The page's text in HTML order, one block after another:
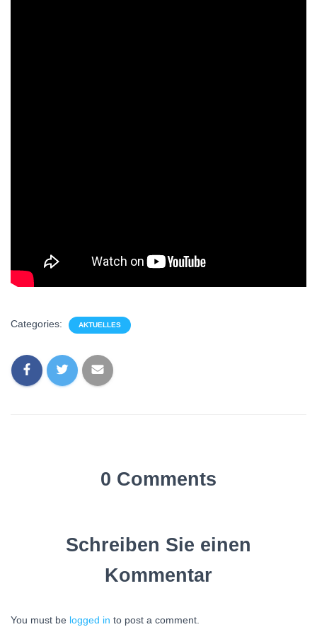
Categories: AKTUELLES
0 Comments
Schreiben Sie einen
Kommentar
You must be logged in to post a comment.